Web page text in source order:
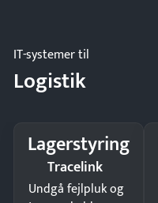
IT-systemer til
Logistik
Lagerstyring
Tracelink
Undgå fejlpluk og